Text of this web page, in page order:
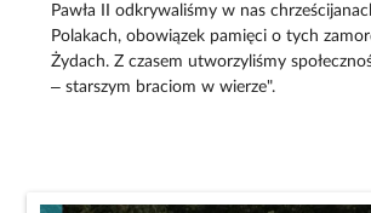
Pawła II odkrywaliśmy w nas
Polakach, obowiązek pamięci o tych
Żydach. Z czasem utworzyliśmy
– starszym braciom w wierze".